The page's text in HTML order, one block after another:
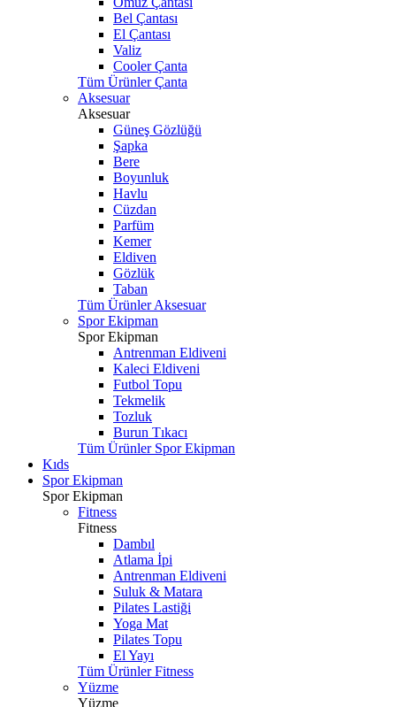
Bel Çantası
El Çantası
Valiz
Cooler Çanta
Tüm Ürünler Çanta
Aksesuar
Aksesuar
Güneş Gözlüğü
Şapka
Bere
Boyunluk
Havlu
Cüzdan
Parfüm
Kemer
Eldiven
Gözlük
Taban
Tüm Ürünler Aksesuar
Spor Ekipman
Spor Ekipman
Antrenman Eldiveni
Kaleci Eldiveni
Futbol Topu
Tekmelik
Tozluk
Burun Tıkacı
Tüm Ürünler Spor Ekipman
Kıds
Spor Ekipman
Spor Ekipman
Fitness
Fitness
Dambıl
Atlama İpi
Antrenman Eldiveni
Suluk & Matara
Pilates Lastiği
Yoga Mat
Pilates Topu
El Yayı
Tüm Ürünler Fitness
Yüzme
Yüzme